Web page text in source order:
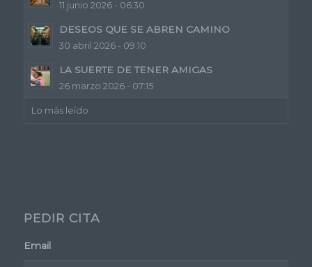
11 junio 2026 - 06:30
DESEOS QUE SE ABREN CAMINO
30 abril 2026 - 09:10
LA SUERTE DE TENER AMIGAS
26 marzo 2026 - 07:15
Lo más leído
PEDIR CITA
Email